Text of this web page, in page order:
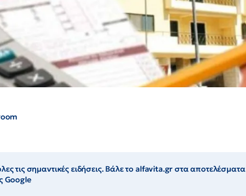
τις σημαντικές ειδήσεις. Βάλε το alfavita.gr στα αποτελέσματα
Google